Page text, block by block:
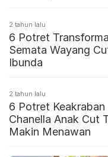
2 tahun lalu
6 Potret
Semata Wayang
Ibunda
2 tahun lalu
6 Potret
Chanella Anak Cut
Makin Menawan